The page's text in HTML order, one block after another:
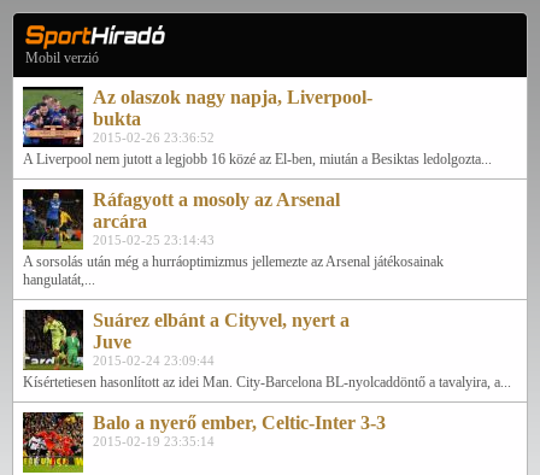
Mobil verzió
Az olaszok nagy napja, Liverpool-
bukta
2015-02-26 23:36:52
A Liverpool nem jutott a legjobb 16 közé az El-ben, miután a Besiktas ledolgozta...
Ráfagyott a mosoly az Arsenal
arcára
2015-02-25 23:14:43
A sorsolás után még a hurráoptimizmus jellemezte az Arsenal játékosainak
hangulatát,...
Suárez elbánt a Cityvel, nyert a
Juve
2015-02-24 23:09:44
Kísértetiesen hasonlított az idei Man. City-Barcelona BL-nyolcaddöntő a tavalyira, a...
Balo a nyerő ember, Celtic-Inter 3-3
2015-02-19 23:35:14